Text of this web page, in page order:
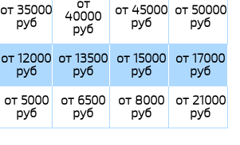
от 35000
руб 40000
руб
от 45000
руб
от 50000
руб
от 12000
руб
от 13500
руб
от 15000
руб
от 17000
руб
от 5000
руб
от 6500
руб
от 8000
руб
от 21000
руб